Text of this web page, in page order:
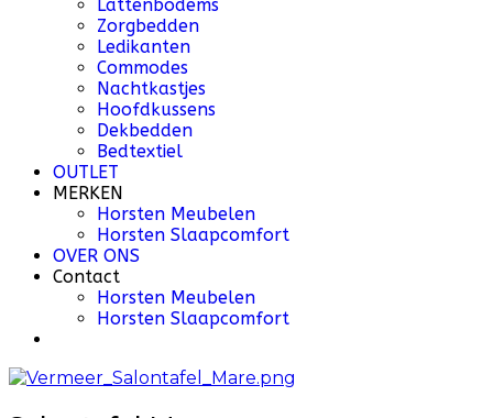
Lattenbodems
Zorgbedden
Ledikanten
Commodes
Nachtkastjes
Hoofdkussens
Dekbedden
Bedtextiel
OUTLET
MERKEN
Horsten Meubelen
Horsten Slaapcomfort
OVER ONS
Contact
Horsten Meubelen
Horsten Slaapcomfort